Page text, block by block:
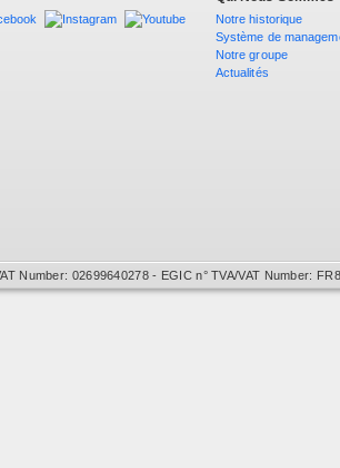
Notre historique
Système de
Notre groupe
Actualités
Number: 02699640278 - EGIC n° TVA/VAT Number: